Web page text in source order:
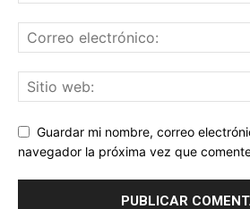
Guardar mi nombre, correo
navegador la próxima vez que